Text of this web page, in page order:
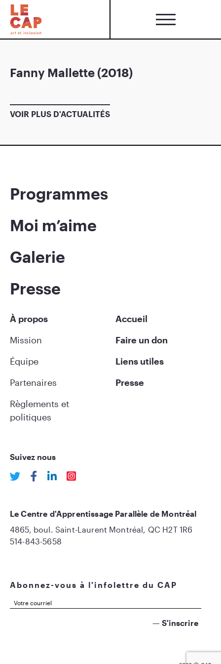
Fanny Mallette (2018)
VOIR PLUS D'ACTUALITÉS
Programmes
Moi m’aime
Galerie
Presse
À propos
Mission
Équipe
Partenaires
Règlements et
politiques
Accueil
Faire un don
Liens utiles
Presse
Suivez nous
Abonnez-vous à l'infolettre du CAP
Le Centre d'Apprentissage Parallèle de Montréal
4865, boul. Saint-Laurent Montréal, QC H2T 1R6
514-843-5658